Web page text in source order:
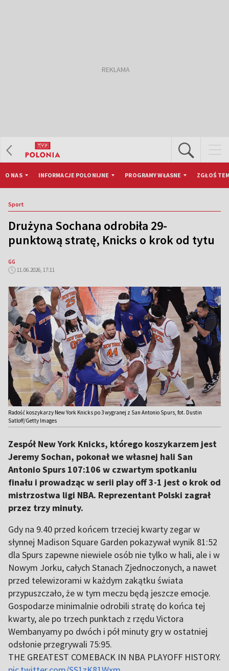
O NAS INFORMACJE POLONIJNE PROGRAMY WŁASNE ZGŁOŚ
Sport
Drużyna Sochana odrobiła 29-
punktową stratę, Knicks o krok od tytu
GG
11.06.2026, 17:11
Radość koszykarzy New York Knicks po 3 wygranej z San Antonio Spurs, fot. Dustin
Satloff/Getty Images
Zespół New York Knicks, którego koszykarzem jest
Jeremy Sochan, pokonał we własnej hali San
Antonio Spurs 107:106 w czwartym spotkaniu
finału i prowadząc w serii play off 3-1 jest o krok od
mistrzostwa ligi NBA. Reprezentant Polski zagrał
przez trzy minuty.
Gdy na 9.40 przed końcem trzeciej kwarty zegar w
słynnej Madison Square Garden pokazywał wynik 81:52
dla Spurs zapewne niewiele osób nie tylko w hali, ale i w
Nowym Jorku, całych Stanach Zjednoczonych, a nawet
przed telewizorami w każdym zakątku świata
przypuszczało, że w tym meczu będą jeszcze emocje.
Gospodarze minimalnie odrobili stratę do końca tej
kwarty, ale po trzech punktach z rzędu Victora
Wembanyamy po dwóch i pół minuty gry w ostatniej
odsłonie przegrywali 75:95.
THE GREATEST COMEBACK IN NBA PLAYOFF HISTORY.